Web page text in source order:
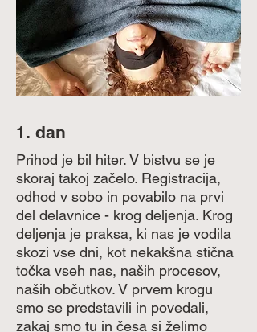
1. dan
Prihod je bil hiter. V bistvu se je
skoraj takoj začelo. Registracija,
odhod v sobo in povabilo na prvi
del delavnice - krog deljenja. Krog
deljenja je praksa, ki nas je vodila
skozi vse dni, kot nekakšna stična
točka vseh nas, naših procesov,
naših občutkov. V prvem krogu
smo se predstavili in povedali,
zakaj smo tu in česa si želimo